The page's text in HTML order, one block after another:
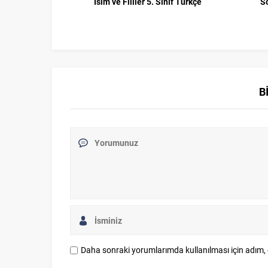
Daha sonraki yorumlarımda kullanılması için